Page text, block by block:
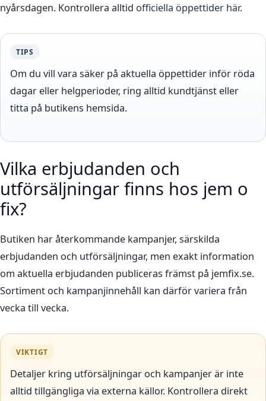
nyårsdagen. Kontrollera alltid officiella öppettider här.
TIPS
Om du vill vara säker på aktuella öppettider inför röda
dagar eller helgperioder, ring alltid kundtjänst eller
titta på butikens hemsida.
Vilka erbjudanden och
utförsäljningar finns hos jem o
fix?
Butiken har återkommande kampanjer, särskilda
erbjudanden och utförsäljningar, men exakt information
om aktuella erbjudanden publiceras främst på jemfix.se.
Sortiment och kampanjinnehåll kan därför variera från
vecka till vecka.
VIKTIGT
Detaljer kring utförsäljningar och kampanjer är inte
alltid tillgängliga via externa källor. Kontrollera direkt